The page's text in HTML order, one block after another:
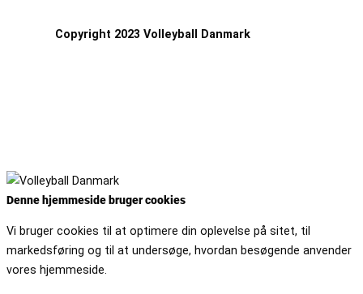
Copyright 2023 Volleyball Danmark
Denne hjemmeside bruger cookies
Vi bruger cookies til at optimere din oplevelse på sitet, til
markedsføring og til at undersøge, hvordan besøgende anvender
vores hjemmeside.